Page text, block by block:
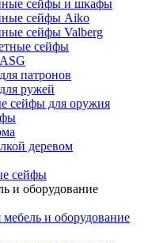
сейфы и шкафы
сейфы Aiko
сейфы Valberg
сейфы
патронов
ружей
сейфы для оружия
деревом
сейфы
и оборудование
и оборудование